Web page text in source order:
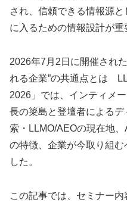
され、信頼できる情報源
に入るための情報設計が重
2026年7月2日に開催され
れる企業”の共通点とは
2026」では、インティメ
長の簗島と登壇者による
索・LLMO/AEOの現在地
の特徴、企業が今取り組
した。
この記事では、セミナー